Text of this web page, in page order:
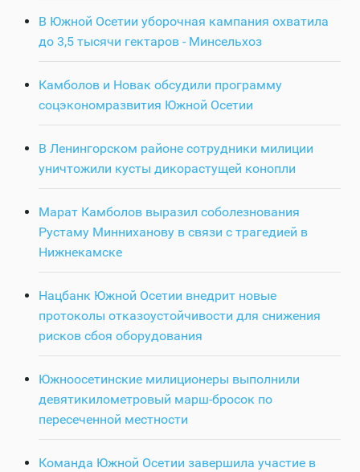
В Южной Осетии уборочная кампания охватила
до 3,5 тысячи гектаров - Минсельхоз
Камболов и Новак обсудили программу
соцэкономразвития Южной Осетии
В Ленингорском районе сотрудники милиции
уничтожили кусты дикорастущей конопли
Марат Камболов выразил соболезнования
Рустаму Минниханову в связи с трагедией в
Нижнекамске
Нацбанк Южной Осетии внедрит новые
протоколы отказоустойчивости для снижения
рисков сбоя оборудования
Южноосетинские милиционеры выполнили
девятикилометровый марш-бросок по
пересеченной местности
Команда Южной Осетии завершила участие в